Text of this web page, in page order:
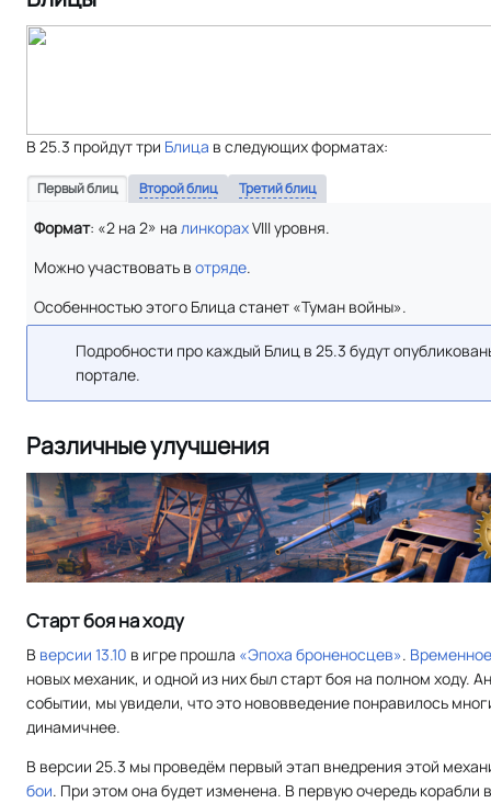
В 25.3 пройдут три Блица в следующих форматах:
Первый блиц Второй блиц Третий блиц
Формат: «2 на 2» на линкорахVIII уровня.
Можно участвовать в отряде.
Особенностью этого Блица станет «Туман войны».
Подробности про каждый Блиц в 25.3 будут
портале.
Различные улучшения
Старт боя на ходу
В версии 13.10 в игре прошла «Эпоха броненосцев».
новых механик, и одной из них был старт боя на полном ходу.
событии, мы увидели, что это нововведение понравилось
динамичнее.
В версии 25.3 мы проведём первый этап внедрения этой
бои. При этом она будет изменена. В первую очередь корабли